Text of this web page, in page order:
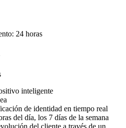
24 horas
inteligente
de identidad en tiempo real
del día, los 7 días de la semana
del cliente a través de un